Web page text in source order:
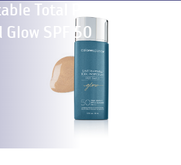
Total Protection
Glow SPF 50